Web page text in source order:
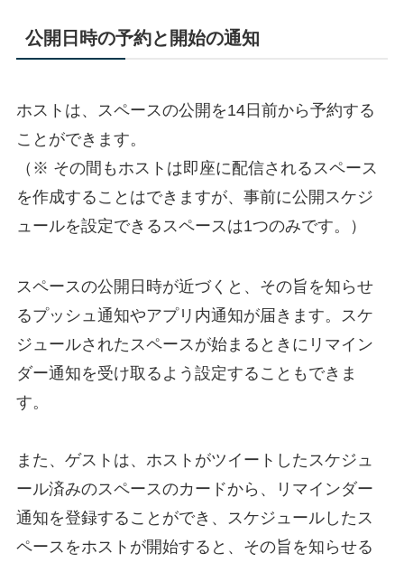
公開日時の予約と開始の通知
ホストは、スペースの公開を14日前から予約する
ことができます。
（※ その間もホストは即座に配信されるスペース
を作成することはできますが、事前に公開スケジ
ュールを設定できるスペースは1つのみです。）
スペースの公開日時が近づくと、その旨を知らせ
るプッシュ通知やアプリ内通知が届きます。スケ
ジュールされたスペースが始まるときにリマイン
ダー通知を受け取るよう設定することもできま
す。
また、ゲストは、ホストがツイートしたスケジュ
ール済みのスペースのカードから、リマインダー
通知を登録することができ、スケジュールしたス
ペースをホストが開始すると、その旨を知らせる